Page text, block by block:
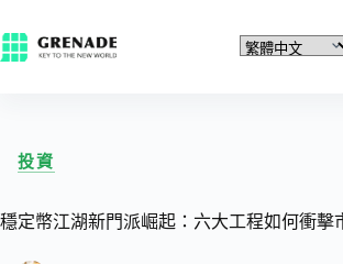
投資
穩定幣江湖新門派崛起：六大工程如何衝擊